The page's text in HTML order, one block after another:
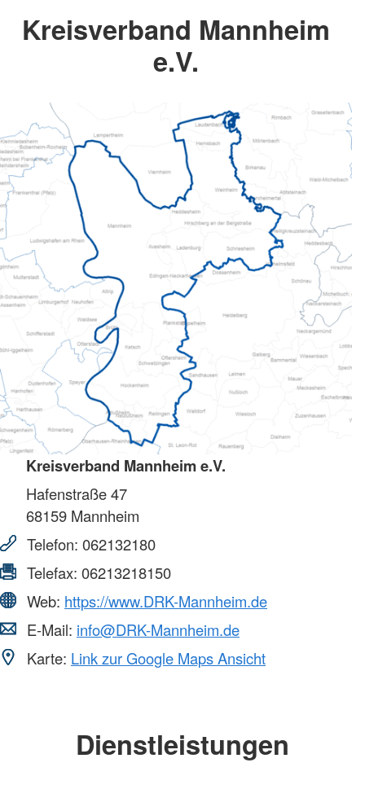
Kreisverband Mannheim
e.V.
Kreisverband Mannheim e.V.
Hafenstraße 47
68159 Mannheim
Telefon: 062132180
Telefax: 06213218150
Web: https://www.DRK-Mannheim.de
E-Mail: info@DRK-Mannheim.de
Karte: Link zur Google Maps Ansicht
Dienstleistungen